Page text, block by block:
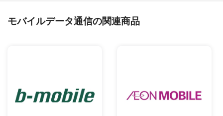
モバイルデータ通信の関連商品